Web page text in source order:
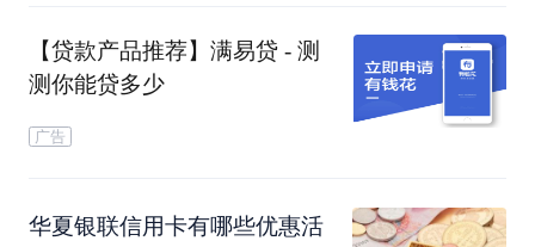
【贷款产品推荐】满易贷 - 测
测你能贷多少
广告
华夏银联信用卡有哪些优惠活